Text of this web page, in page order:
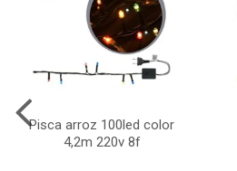
Pisca arroz 100led color
4,2m 220v 8f